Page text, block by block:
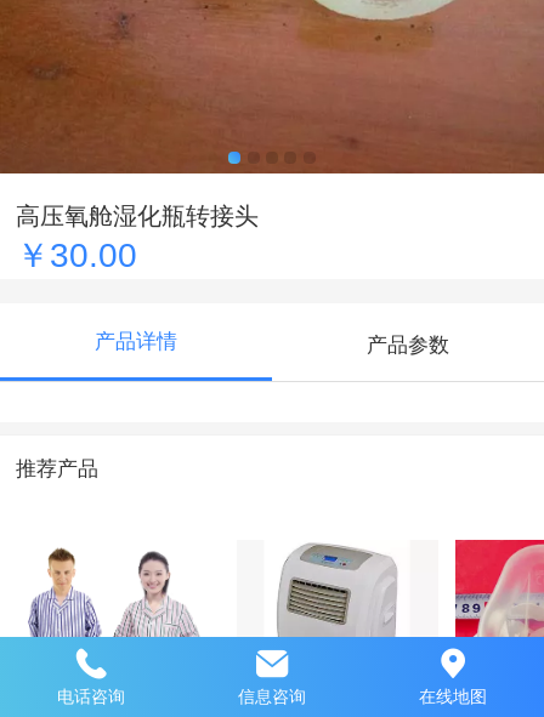
高压氧舱湿化瓶转接头
￥30.00
产品详情 产品参数
推荐产品
病号服
高压氧舱用移动式
高压氧
电话咨询 信息咨询 在线地图